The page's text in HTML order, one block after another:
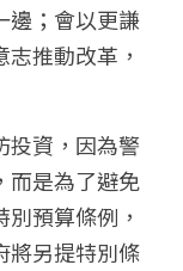
邊；會以更謙
推動改革，
投資，因為警
而是為了避免
預算條例，
將另提特別條